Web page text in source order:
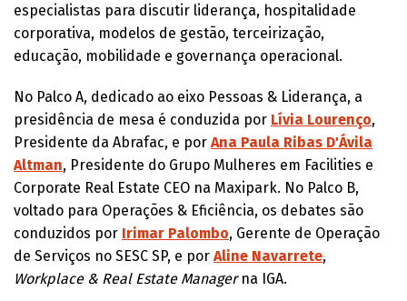
especialistas para discutir liderança, hospitalidade
corporativa, modelos de gestão, terceirização,
educação, mobilidade e governança operacional.
No Palco A, dedicado ao eixo Pessoas & Liderança, a
presidência de mesa é conduzida por Lívia Lourenço,
Presidente da Abrafac, e por Ana Paula Ribas D'Ávila
Altman, Presidente do Grupo Mulheres em Facilities e
Corporate Real Estate CEO na Maxipark. No Palco B,
voltado para Operações & Eficiência, os debates são
conduzidos por Irimar Palombo, Gerente de Operação
de Serviços no SESC SP, e por Aline Navarrete,
Workplace & Real Estate Managerna IGA.